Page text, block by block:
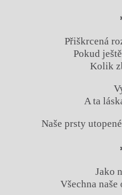
Přiškrcená
Pokud
Kolik
A ta
Naše prsty
Jako
Všechna